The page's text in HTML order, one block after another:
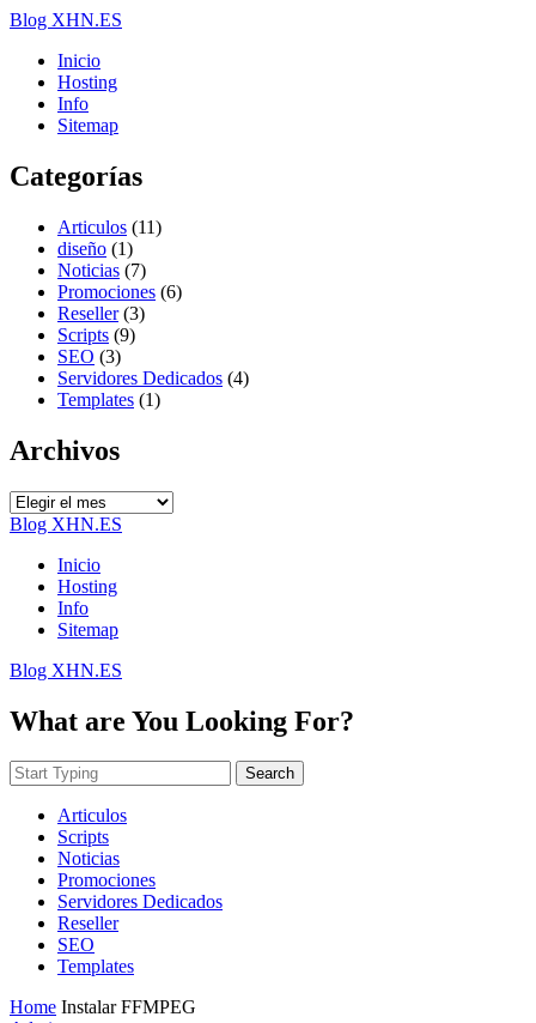
Blog XHN.ES
Inicio
Hosting
Info
Sitemap
Categorías
Articulos (11)
diseño (1)
Noticias (7)
Promociones (6)
Reseller(3)
Scripts (9)
SEO (3)
Servidores Dedicados (4)
Templates (1)
Archivos
Archivos
Blog XHN.ES
Inicio
Hosting
Info
Sitemap
Blog XHN.ES
What are You Looking For?
Search
Articulos
Scripts
Noticias
Promociones
Servidores Dedicados
Reseller
SEO
Templates
Home Instalar FFMPEG